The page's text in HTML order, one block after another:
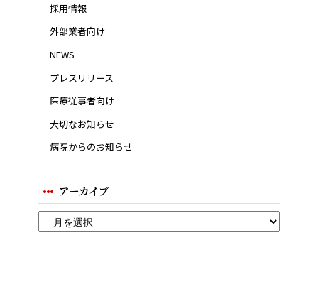
採用情報
外部業者向け
NEWS
プレスリリース
医療従事者向け
大切なお知らせ
病院からのお知らせ
アーカイブ